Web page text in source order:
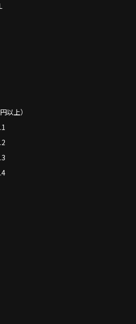
以上）